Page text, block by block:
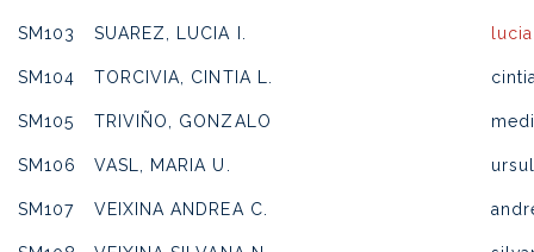
SM103 SUAREZ, LUCIA I.
SM104 TORCIVIA, CINTIA L.
SM105 TRIVIÑO, GONZALO
SM106 VASL, MARIA U.
SM107 VEIXINA ANDREA C.